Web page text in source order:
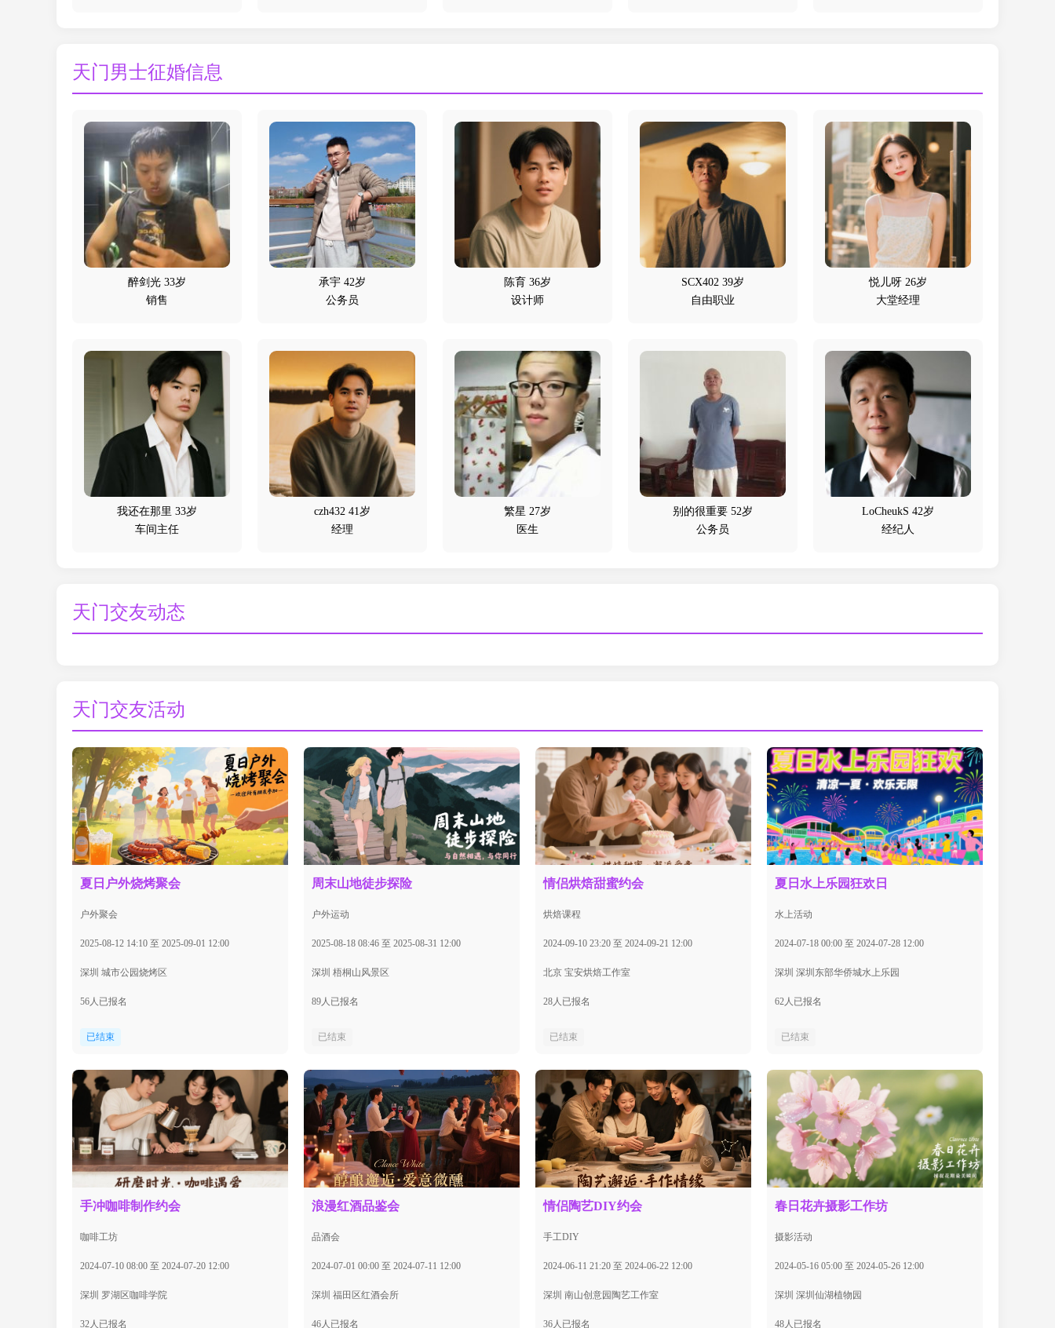
天门男士征婚信息
醉剑光 33岁
销售
承宇 42岁
公务员
陈育 36岁
设计师
SCX402 39岁
自由职业
悦儿呀 26岁
大堂经理
我还在那里 33岁
车间主任
czh432 41岁
经理
繁星 27岁
医生
别的很重要 52岁
公务员
LoCheukS 42岁
经纪人
天门交友动态
天门交友活动
夏日户外烧烤聚会
户外聚会
2025-08-12 14:10 至 2025-09-01 12:00
深圳 城市公园烧烤区
56人已报名
已结束
周末山地徒步探险
户外运动
2025-08-18 08:46 至 2025-08-31 12:00
深圳 梧桐山风景区
89人已报名
已结束
情侣烘焙甜蜜约会
烘焙课程
2024-09-10 23:20 至 2024-09-21 12:00
北京 宝安烘焙工作室
28人已报名
已结束
夏日水上乐园狂欢日
水上活动
2024-07-18 00:00 至 2024-07-28 12:00
深圳 深圳东部华侨城水上乐园
62人已报名
已结束
手冲咖啡制作约会
咖啡工坊
2024-07-10 08:00 至 2024-07-20 12:00
深圳 罗湖区咖啡学院
32人已报名
浪漫红酒品鉴会
品酒会
2024-07-01 00:00 至 2024-07-11 12:00
深圳 福田区红酒会所
46人已报名
情侣陶艺DIY约会
手工DIY
2024-06-11 21:20 至 2024-06-22 12:00
深圳 南山创意园陶艺工作室
36人已报名
春日花卉摄影工作坊
摄影活动
2024-05-16 05:00 至 2024-05-26 12:00
深圳 深圳仙湖植物园
48人已报名